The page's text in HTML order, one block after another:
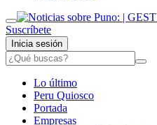
Suscríbete
Inicia sesión
Lo último
Peru Quiosco
Portada
Empresas